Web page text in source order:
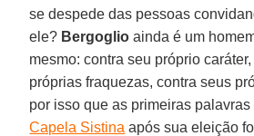
se despede das pessoas
ele? Bergoglio ainda é um
mesmo: contra seu próprio
próprias fraquezas, contra seus
por isso que as primeiras
Capela Sistina após sua eleição